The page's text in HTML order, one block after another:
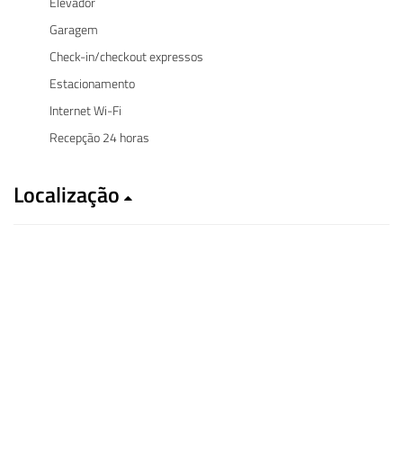
Garagem
Check-in/checkout expressos
Estacionamento
Internet Wi-Fi
Recepção 24 horas
Localização